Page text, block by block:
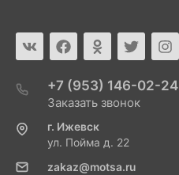
+7 (953) 146-02-24
Заказать звонок
г. Ижевск
ул. Пойма д. 22
zakaz@motsa.ru